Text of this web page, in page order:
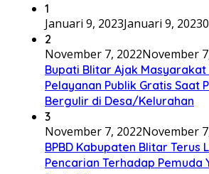
1
Januari 9, 2023Januari 9, 2023
2
November 7, 2022November
Bupati Blitar Ajak
Pelayanan Publik Gratis Saat
Bergulir di Desa/Kelurahan
3
November 7, 2022November
BPBD Kabupaten Blitar Terus
Pencarian Terhadap Pemuda